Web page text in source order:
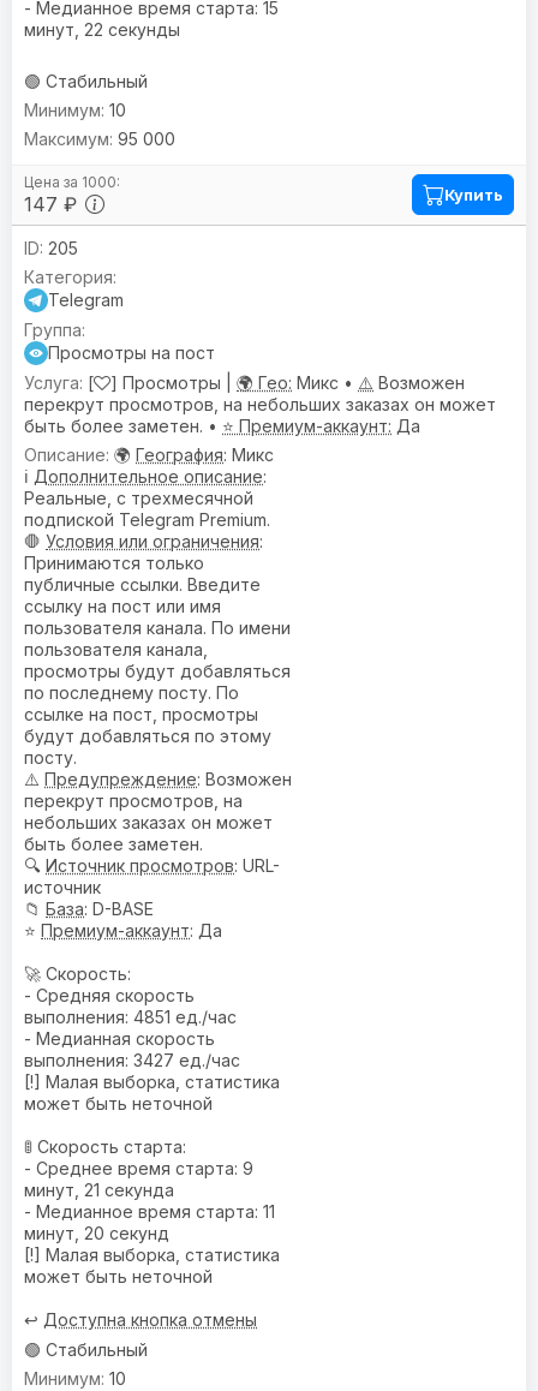
- Медианное время старта: 15
минут, 22 секунды
🟢 Стабильный
147 ₽
10
95 000
Купить
205
Telegram
Просмотры на пост
[
] Просмотры | 🌍 Гео: Микс • ⚠️ Возможен
перекрут просмотров, на небольших заказах он может
быть более заметен. • ⭐ Премиум-аккаунт: Да
🌍 География: Микс
ℹ️ Дополнительное описание:
Реальные, с трехмесячной
подпиской Telegram Premium.
🛑 Условия или ограничения:
Принимаются только
публичные ссылки. Введите
ссылку на пост или имя
пользователя канала. По имени
пользователя канала,
просмотры будут добавляться
по последнему посту. По
ссылке на пост, просмотры
будут добавляться по этому
посту.
⚠️ Предупреждениe: Возможен
перекрут просмотров, на
небольших заказах он может
быть более заметен.
🔍 Источник просмотров: URL-
источник
📁 База: D-BASE
⭐ Премиум-аккаунт: Да
🚀 Скорость:
- Средняя скорость
выполнения: 4851 ед./час
- Медианная скорость
выполнения: 3427 ед./час
[!] Малая выборка, статистика
может быть неточной
🚦 Скорость старта:
- Среднее время старта: 9
минут, 21 секунда
- Медианное время старта: 11
минут, 20 секунд
[!] Малая выборка, статистика
может быть неточной
↩️ Доступна кнопка отмены
🟢 Стабильный
10